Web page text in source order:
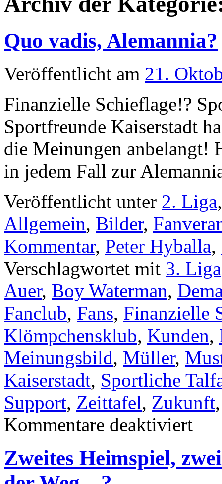
Quo vadis, Alemannia?
Veröffentlicht am 21.
Finanzielle Schieflage!?
Sportfreunde Kaiserstadt
die Meinungen anbelangt!
in jedem Fall zur
Veröffentlicht unter 2. Liga
Allgemein, Bilder,
Kommentar, Peter Hyballa,
Verschlagwortet mit 3. Liga
Auer, Boy Waterman,
Fanclub, Fans, Finanzielle
Klömpchensklub, Kunden,
Meinungsbild, Müller,
Kaiserstadt, Sportliche
Support, Zeittafel, Zukunft
Kommentare deaktiviert
Zweites Heimspiel,